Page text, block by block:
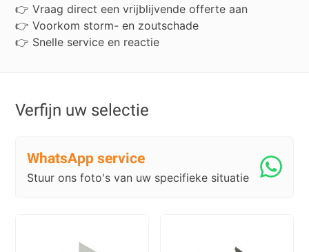
👉 Vraag direct een vrijblijvende offerte aan
👉 Voorkom storm- en zoutschade
👉 Snelle service en reactie
Verfijn uw selectie
WhatsApp service
Stuur ons foto's van uw specifieke situatie